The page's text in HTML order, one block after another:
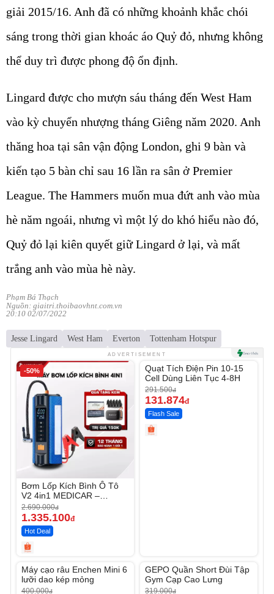
giải 2015/16. Anh đã có những khoảnh khắc chói
sáng trong thời gian khoác áo Quỷ đỏ, nhưng không
thể duy trì được phong độ ổn định.
Lingard được cho mượn sáu tháng đến West Ham
vào kỳ chuyển nhượng tháng Giêng năm 2020. Anh
thăng hoa tại sân vận động London, ghi 9 bàn và
kiến tạo 5 bàn chỉ sau 16 lần ra sân ở Premier
League. The Hammers muốn mua đứt anh vào mùa
hè năm ngoái, nhưng vì một lý do khó hiểu nào đó,
Quỷ đỏ lại kiên quyết giữ Lingard ở lại, và mất
trắng anh vào mùa hè này.
Phạm Bá Thạch
Nguồn: giaitri.thoibaovhnt.com.vn
20:10 02/07/2022
Jesse Lingard West Ham Everton Tottenham Hotspur
ADVERTISEMENT
-50%
Bơm Lốp Kích Bình Ô Tô
V2 4in1 MEDICAR –
12.000mAh
2.690.000đ
1.335.100đ
Hot Deal
-54%
Unmute
Quạt Tích Điện Pin 10-15
Cell Dùng Liên Tục 4-8H
291.500đ
131.874đ
Flash Sale
-62%
Máy cạo râu Enchen Mini 6
lưỡi dao kép mỏng
400.000đ
-53%
GEPO Quần Short Đùi Tập
Gym Cạp Cao Lưng
319.000đ